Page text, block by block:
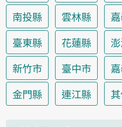
南投縣
雲林縣
臺東縣
花蓮縣
新竹市
臺中市
金門縣
連江縣